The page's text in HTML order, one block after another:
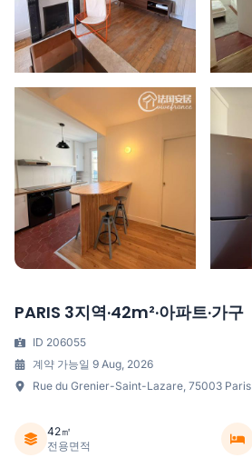
PARIS 3지역·42m²·아파트·가구
ID 206055
계약 가능일 9 Aug, 2026
Rue du Grenier-Saint-Lazare, 75003 Paris
42㎡
전용면적